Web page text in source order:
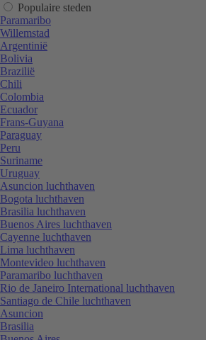
Populaire steden
Paramaribo
Willemstad
Argentinië
Bolivia
Brazilië
Chili
Colombia
Ecuador
Frans-Guyana
Paraguay
Peru
Suriname
Uruguay
Asuncion luchthaven
Bogota luchthaven
Brasilia luchthaven
Buenos Aires luchthaven
Cayenne luchthaven
Lima luchthaven
Montevideo luchthaven
Paramaribo luchthaven
Rio de Janeiro International luchthaven
Santiago de Chile luchthaven
Asuncion
Brasilia